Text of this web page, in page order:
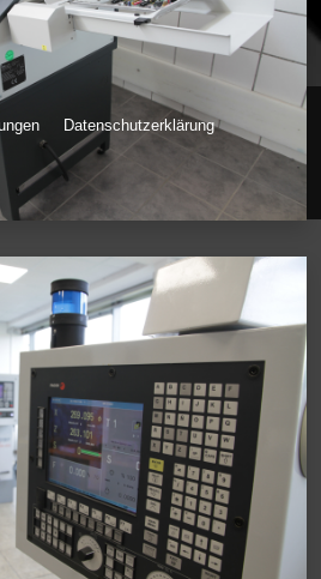
Datenschutzerklärung
by Hans Theodor Emmel Webdesign